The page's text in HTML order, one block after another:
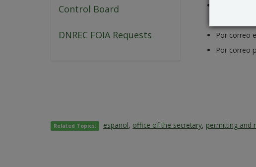
Control Board
DNREC FOIA Requests
Usando el
Por correo
Por correo
Related Topics: espanol, office of the secretary, permitting and